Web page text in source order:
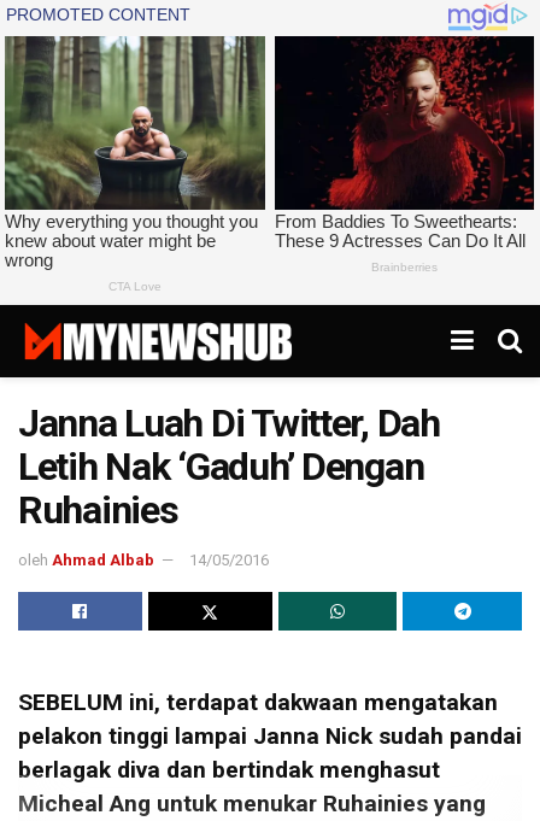
Janna Luah Di Twitter, Dah
Letih Nak ‘Gaduh’ Dengan
Ruhainies
oleh Ahmad Albab 14/05/2016
SEBELUM ini, terdapat dakwaan mengatakan
pelakon tinggi lampai Janna Nick sudah pandai
berlagak diva dan bertindak menghasut
Micheal Ang untuk menukar Ruhainies yang